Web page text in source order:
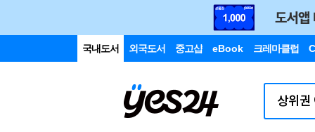
국내도서 외국도서 중고샵 eBook 크레마클럽